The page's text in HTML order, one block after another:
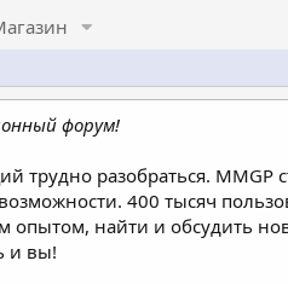
форум!
трудно разобраться.
400 тысяч
опытом, найти и обсудить
и вы!